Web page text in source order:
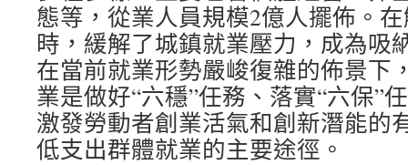
態等，從業人員規模2億人擺佈。
時，緩解了城鎮就業壓力，成為吸
在當前就業形勢嚴峻復雜的佈景下
業是做好“六穩”任務、落實“六保”
激發勞動者創業活氣和創新潛能的
低支出群體就業的主要途徑。